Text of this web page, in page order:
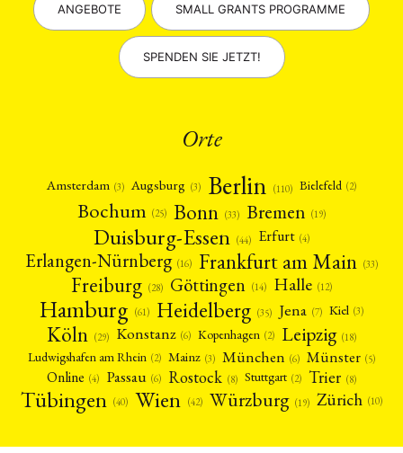
ANGEBOTE SMALL GRANTS PROGRAMME
SPENDEN SIE JETZT!
Orte
Amsterdam (3) Augsburg (3) Berlin (110) Bielefeld (2)
Bochum (25) Bonn (33) Bremen (19)
Duisburg-Essen (44) Erfurt (4)
Erlangen-Nürnberg (16) Frankfurt am Main (33)
Freiburg (28) Göttingen (14) Halle (12)
Hamburg (61) Heidelberg (35) Jena (7) Kiel (3)
Köln (29) Konstanz (6) Kopenhagen (2) Leipzig (18)
Ludwigshafen am Rhein (2) Mainz (3) München (6) Münster (5)
Online (4) Passau (6) Rostock (8) Stuttgart (2) Trier (8)
Tübingen (40) Wien (42) Würzburg (19) Zürich (10)